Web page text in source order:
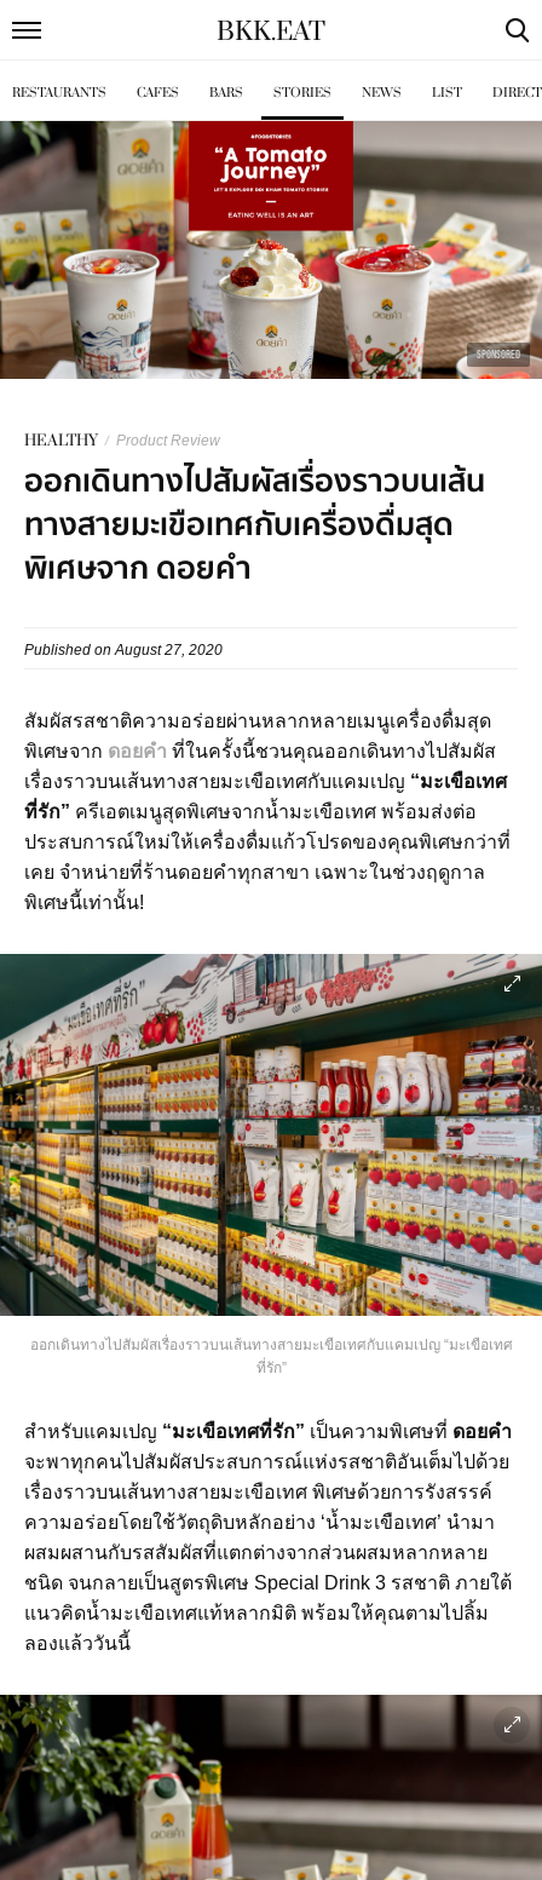
BKK.EAT
RESTAURANTS CAFES BARS STORIES NEWS LIST
SPONSORED
HEALTHY / Product Review
ออกเดินทางไปสัมผัสเรื่องราวบนเส้น
ทางสายมะเขือเทศกับเครื่องดื่มสุด
พิเศษจาก ดอยคำ
Published on August 27, 2020
สัมผัสรสชาติความอร่อยผ่านหลากหลายเมนูเครื่องดื่มสุด
พิเศษจาก ดอยคำ ที่ในครั้งนี้ชวนคุณออกเดินทางไปสัมผัส
เรื่องราวบนเส้นทางสายมะเขือเทศกับแคมเปญ “มะเขือเทศ
ที่รัก” ครีเอตเมนูสุดพิเศษจากน้ำมะเขือเทศ พร้อมส่งต่อ
ประสบการณ์ใหม่ให้เครื่องดื่มแก้วโปรดของคุณพิเศษกว่าที่
เคย จำหน่ายที่ร้านดอยคำทุกสาขา เฉพาะในช่วงฤดูกาล
พิเศษนี้เท่านั้น!
ออกเดินทางไปสัมผัสเรื่องราวบนเส้นทางสายมะเขือเทศกับแคมเปญ “มะเขือเทศ
ที่รัก”
สำหรับแคมเปญ “มะเขือเทศที่รัก” เป็นความพิเศษที่ ดอยคำ
จะพาทุกคนไปสัมผัสประสบการณ์แห่งรสชาติอันเต็มไปด้วย
เรื่องราวบนเส้นทางสายมะเขือเทศ พิเศษด้วยการรังสรรค์
ความอร่อยโดยใช้วัตถุดิบหลักอย่าง ‘น้ำมะเขือเทศ’ นำมา
ผสมผสานกับรสสัมผัสที่แตกต่างจากส่วนผสมหลากหลาย
ชนิด จนกลายเป็นสูตรพิเศษ Special Drink 3 รสชาติ ภายใต้
แนวคิดน้ำมะเขือเทศแท้หลากมิติ พร้อมให้คุณตามไปลิ้ม
ลองแล้ววันนี้